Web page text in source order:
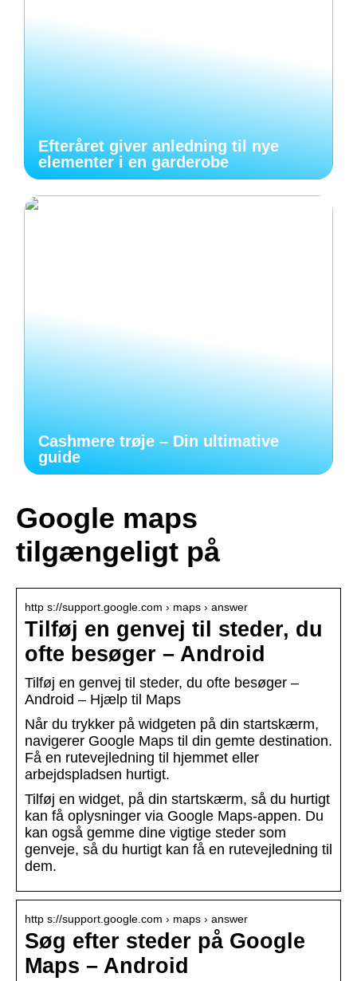
Efteråret giver anledning til nye
elementer i en garderobe
Cashmere trøje – Din ultimative
guide
Google maps
tilgængeligt på
http s://support.google.com › maps › answer
Tilføj en genvej til steder, du
ofte besøger – Android
Tilføj en genvej til steder, du ofte besøger –
Android – Hjælp til Maps
Når du trykker på widgeten på din startskærm,
navigerer Google Maps til din gemte destination.
Få en rutevejledning til hjemmet eller
arbejdspladsen hurtigt.
Tilføj en widget, på din startskærm, så du hurtigt
kan få oplysninger via Google Maps-appen. Du
kan også gemme dine vigtige steder som
genveje, så du hurtigt kan få en rutevejledning til
dem.
http s://support.google.com › maps › answer
Søg efter steder på Google
Maps – Android